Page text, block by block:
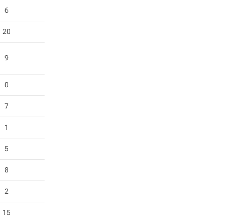
6
20
9
0
7
1
5
8
2
15